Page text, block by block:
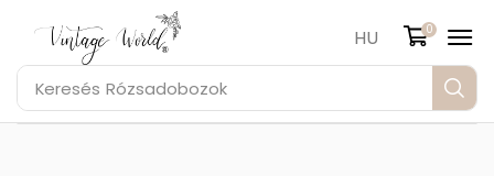
Keresés Rózsadobozok
HU 0